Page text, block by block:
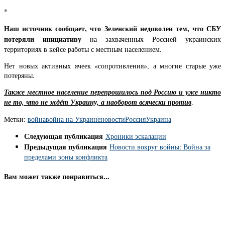
*
Наш источник сообщает, что Зеленский недоволен тем, что СБУ
потеряли инициативу на захваченных Россией украинских
территориях в кейсе работы с местным населением.
Нет новых активных ячеек «сопротивления», а многие старые уже
потеряны.
Также местное население перепрошилось под Россию и уже никто
не то, что не ждёт Украину, а наоборот всячески против.
Метки: войнавойна на УкраиненовостиРоссияУкраина
Следующая публикация Хроники эскалации
Предыдущая публикация Новости вокруг войны: Война за
пределами зоны конфликта
Вам может также понравиться...